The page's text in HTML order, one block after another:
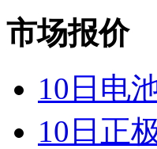
市场报价
10日电
10日正